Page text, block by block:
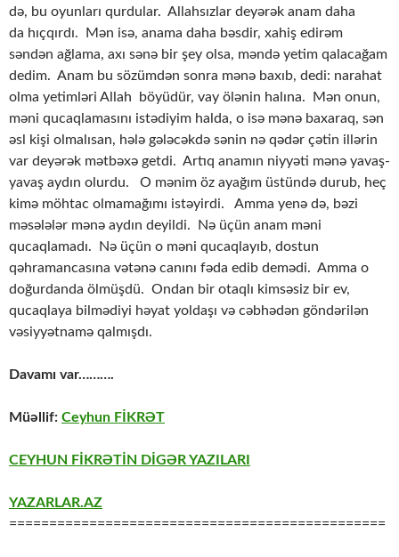
də, bu oyunları qurdular. Allahsızlar deyərək anam daha
da hıçqırdı. Mən isə, anama daha bəsdir, xahiş edirəm
səndən ağlama, axı sənə bir şey olsa, məndə yetim qalacağam
dedim. Anam bu sözümdən sonra mənə baxıb, dedi: narahat
olma yetimləri Allah böyüdür, vay ölənin halına. Mən onun,
məni qucaqlamasını istədiyim halda, o isə mənə baxaraq, sən
əsl kişi olmalısan, hələ gələcəkdə sənin nə qədər çətin illərin
var deyərək mətbəxə getdi. Artıq anamın niyyəti mənə yavaş-
yavaş aydın olurdu. O mənim öz ayağım üstündə durub, heç
kimə möhtac olmamağımı istəyirdi. Amma yenə də, bəzi
məsələlər mənə aydın deyildi. Nə üçün anam məni
qucaqlamadı. Nə üçün o məni qucaqlayıb, dostun
qəhramancasına vətənə canını fəda edib demədi. Amma o
doğurdanda ölmüşdü. Ondan bir otaqlı kimsəsiz bir ev,
qucaqlaya bilmədiyi həyat yoldaşı və cəbhədən göndərilən
vəsiyyətnamə qalmışdı.
Davamı var……….
Müəllif: Ceyhun FİKRƏT
CEYHUN FİKRƏTİN DİGƏR YAZILARI
YAZARLAR.AZ
===============================================